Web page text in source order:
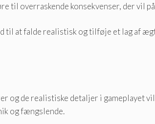
til overraskende konsekvenser, der vil
til at falde realistisk og tilføje et lag af
og de realistiske detaljer i gameplayet
og fængslende.